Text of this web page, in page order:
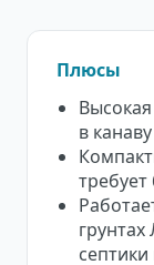
Плюсы
в